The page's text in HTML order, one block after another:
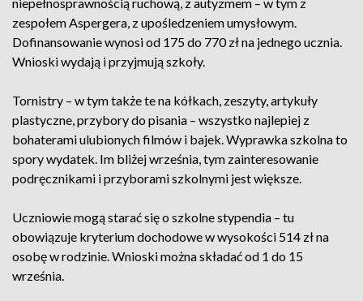
zespołem Aspergera, z upośledzeniem umysłowym.
Dofinansowanie wynosi od 175 do 770 zł na jednego ucznia.
Wnioski wydają i przyjmują szkoły.
Tornistry – w tym także te na kółkach, zeszyty, artykuły
plastyczne, przybory do pisania – wszystko najlepiej z
bohaterami ulubionych filmów i bajek. Wyprawka szkolna to
spory wydatek. Im bliżej września, tym zainteresowanie
podręcznikami i przyborami szkolnymi jest większe.
Uczniowie mogą starać się o szkolne stypendia – tu
obowiązuje kryterium dochodowe w wysokości 514 zł na
osobę w rodzinie. Wnioski można składać od 1 do 15
września.